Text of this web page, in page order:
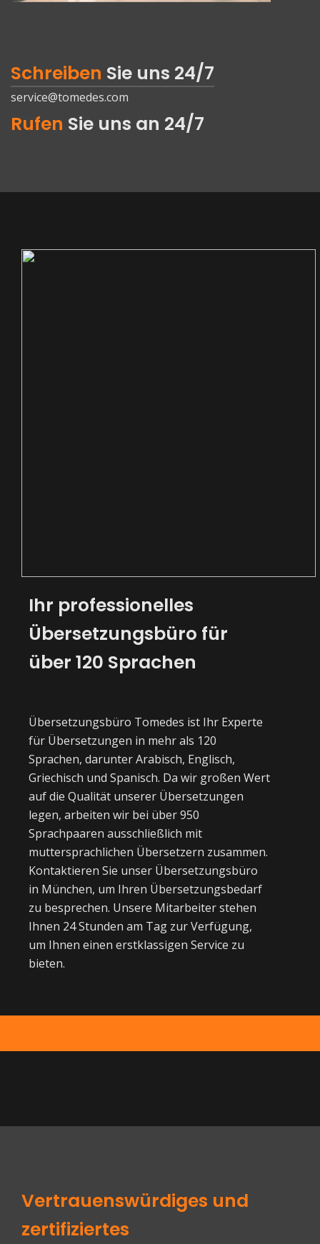
Schreiben Sie uns 24/7
service@tomedes.com
Rufen Sie uns an 24/7
Ihr professionelles
Übersetzungsbüro für
über 120 Sprachen
Übersetzungsbüro Tomedes ist Ihr Experte
für Übersetzungen in mehr als 120
Sprachen, darunter Arabisch, Englisch,
Griechisch und Spanisch. Da wir großen Wert
auf die Qualität unserer Übersetzungen
legen, arbeiten wir bei über 950
Sprachpaaren ausschließlich mit
muttersprachlichen Übersetzern zusammen.
Kontaktieren Sie unser Übersetzungsbüro
in München, um Ihren Übersetzungsbedarf
zu besprechen. Unsere Mitarbeiter stehen
Ihnen 24 Stunden am Tag zur Verfügung,
um Ihnen einen erstklassigen Service zu
bieten.
Vertrauenswürdiges und
zertifiziertes